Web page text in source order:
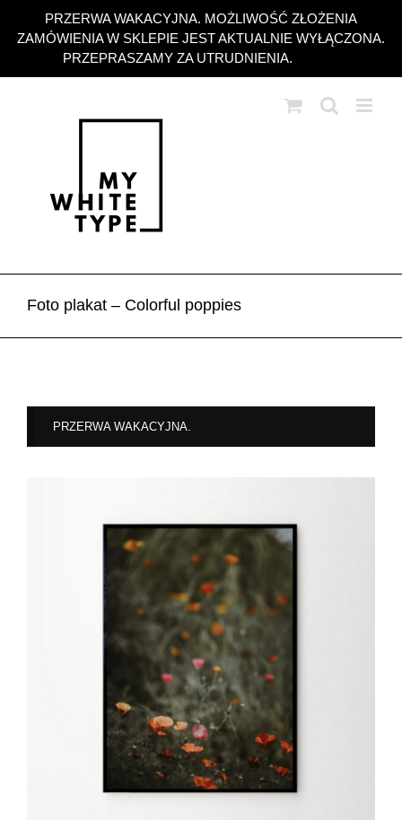
PRZERWA WAKACYJNA. MOŻLIWOŚĆ ZŁOŻENIA
ZAMÓWIENIA W SKLEPIE JEST AKTUALNIE WYŁĄCZONA.
PRZEPRASZAMY ZA UTRUDNIENIA.
zawartości
Foto plakat – Colorful poppies
PRZERWA WAKACYJNA.